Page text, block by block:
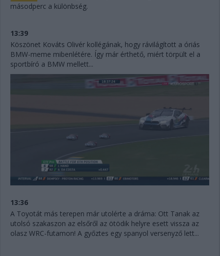
másodperc a különbség.
13:39
Köszönet Kováts Olivér kollégának, hogy rávilágított a óriás
BMW-meme mibenlétére. Így már érthető, miért törpült el a
sportbíró a BMW mellett...
13:36
A Toyotát más terepen már utolérte a dráma: Ott Tanak az
utolsó szakaszon az elsőről az ötödik helyre esett vissza az
olasz WRC-futamon! A győztes egy spanyol versenyző lett...